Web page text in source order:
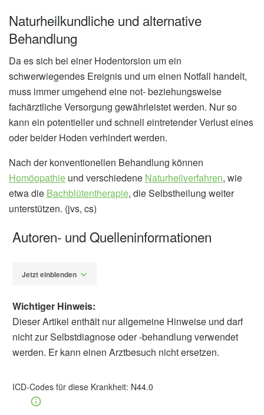
Naturheilkundliche und alternative
Behandlung
Da es sich bei einer Hodentorsion um ein
schwerwiegendes Ereignis und um einen Notfall handelt,
muss immer umgehend eine not- beziehungsweise
fachärztliche Versorgung gewährleistet werden. Nur so
kann ein potentieller und schnell eintretender Verlust eines
oder beider Hoden verhindert werden.
Nach der konventionellen Behandlung können
Homöopathie und verschiedene Naturheilverfahren, wie
etwa die Bachblütentherapie, die Selbstheilung weiter
unterstützen. (jvs, cs)
Autoren- und Quelleninformationen
Jetzt einblenden
Wichtiger Hinweis:
Dieser Artikel enthält nur allgemeine Hinweise und darf
nicht zur Selbstdiagnose oder -behandlung verwendet
werden. Er kann einen Arztbesuch nicht ersetzen.
ICD-Codes für diese Krankheit: N44.0